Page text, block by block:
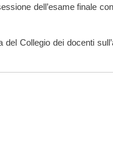
dell’esame finale
Collegio dei docenti